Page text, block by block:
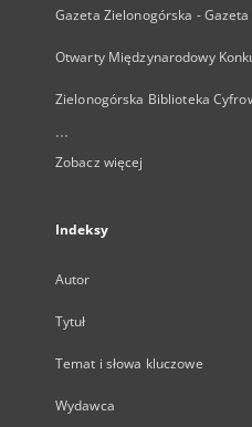
Gazeta Zielonogórska - Gazeta
Otwarty Międzynarodowy
Zielonogórska Biblioteka
...
Zobacz więcej
Indeksy
Autor
Tytuł
Temat i słowa kluczowe
Wydawca